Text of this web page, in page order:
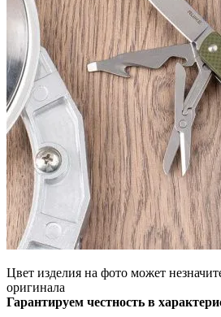
Цвет изделия на фото может
оригинала
Гарантируем честность в